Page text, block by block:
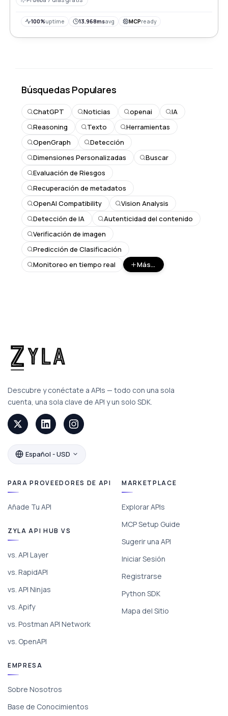
100%uptime 13.968msavg MCPready
Búsquedas Populares
ChatGPT Noticias openai
IA
Reasoning
Texto
Herramientas
OpenGraph
Detección
Dimensiones Personalizadas
Buscar
Evaluación de Riesgos
Recuperación de metadatos
OpenAI Compatibility
Vision Analysis
Detección de IA
Autenticidad del contenido
Verificación de imagen
Predicción de Clasificación
Monitoreo en tiempo real
Más...
Descubre y conéctate a APIs — todo con una sola
cuenta, una sola clave de API y un solo SDK.
Español - USD
PARA PROVEEDORES DE API
Añade Tu API
ZYLA API HUB VS
vs. API Layer
vs. RapidAPI
vs. API Ninjas
vs. Apify
vs. Postman API Network
vs. OpenAPI
MARKETPLACE
Explorar APIs
MCP Setup Guide
Sugerir una API
Iniciar Sesión
Registrarse
Python SDK
Mapa del Sitio
EMPRESA
Sobre Nosotros
Base de Conocimientos